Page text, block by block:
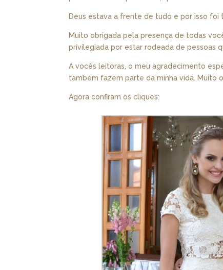
Deus estava a frente de tudo e por isso foi
Muito obrigada pela presença de todas
privilegiada por estar rodeada de pessoas
A vocês leitoras, o meu agradecimento
também fazem parte da minha vida. Muito
Agora confiram os cliques: